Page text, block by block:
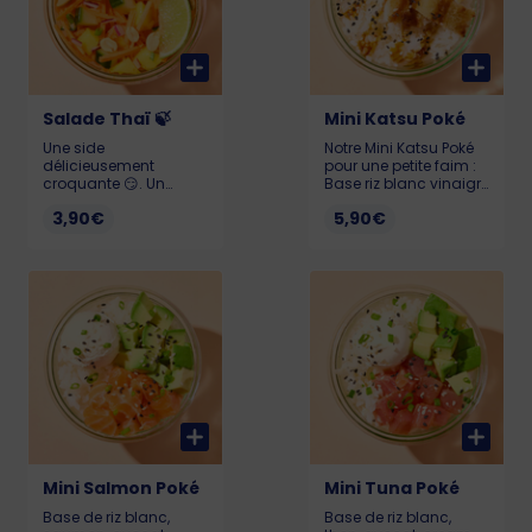
Salade Thaï 🍃
Une side
délicieusement
croquante 😏. Un
Mangue, Concombre,
Sauce Spicy
Gochujang.
Cacahuètes en
option. 134kcal
Allergènes : Arachides
(si cacahuètes),
gluten, sésame, soja
3,90€
Mini Katsu Poké
Notre Mini Katsu Poké
pour une petite faim :
Base riz blanc vinaigré
poulet katsu avec ses
sésame Pour que
votre poké reste frais et
savoureux, il doit être
consommé dans
l’heure suivant l’achat.
5,90€
Mini Salmon Poké
Base de riz blanc,
Mini Tuna Poké
Base de riz blanc,